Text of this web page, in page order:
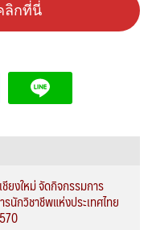
ลิกที่นี่
ยงใหม่ จัดกิจกรรมการ
นักวิชาชีพแห่งประเทศไทย